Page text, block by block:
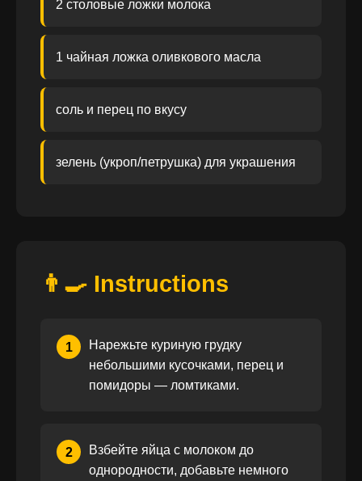
2 столовые ложки молока
1 чайная ложка оливкового масла
соль и перец по вкусу
зелень (укроп/петрушка) для украшения
👨‍🍳 Instructions
1
Нарежьте куриную грудку
небольшими кусочками, перец и
помидоры — ломтиками.
2
Взбейте яйца с молоком до
однородности, добавьте немного